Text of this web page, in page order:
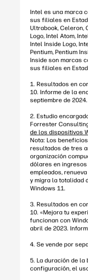
Intel es una marca
sus filiales en
Ultrabook, Celeron,
Logo, Intel Atom,
Intel Inside Logo,
Pentium, Pentium
Inside son marcas
sus filiales en
1. Resultados en
10. Informe de la
septiembre de
2. Estudio
Forrester
de los dispositivos
Nota: Los
resultados de tres
organización
dólares en
empleados,
y migra la totalidad
Windows 11.
3. Resultados en
10. «Mejora tu
funcionan con
abril de 2023.
4. Se vende por
5. La duración de
configuración, el